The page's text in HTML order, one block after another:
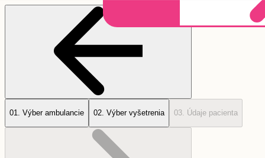
01. Výber ambulancie 02. Výber vyšetrenia 03. Údaje pacienta